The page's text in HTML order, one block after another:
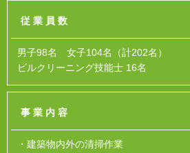
従業員数
男子98名 女子104名（計202名）
ビルクリーニング技能士 16名
事業内容
・建築物内外の清掃作業